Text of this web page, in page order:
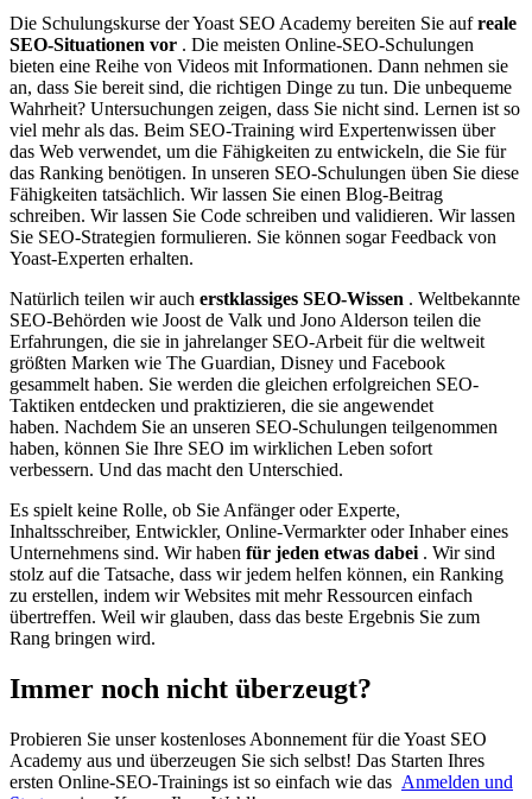
Die Schulungskurse der Yoast SEO Academy bereiten Sie aufreale
SEO-Situationen vor . Die meisten Online-SEO-Schulungen
bieten eine Reihe von Videos mit Informationen. Dann nehmen sie
an, dass Sie bereit sind, die richtigen Dinge zu tun. Die unbequeme
Wahrheit? Untersuchungen zeigen, dass Sie nicht sind. Lernen ist so
viel mehr als das. Beim SEO-Training wird Expertenwissen über
das Web verwendet, um die Fähigkeiten zu entwickeln, die Sie für
das Ranking benötigen. In unseren SEO-Schulungen üben Sie diese
Fähigkeiten tatsächlich. Wir lassen Sie einen Blog-Beitrag
schreiben. Wir lassen Sie Code schreiben und validieren. Wir lassen
Sie SEO-Strategien formulieren. Sie können sogar Feedback von
Yoast-Experten erhalten.
Natürlich teilen wir auch erstklassiges SEO-Wissen . Weltbekannte
SEO-Behörden wie Joost de Valk und Jono Alderson teilen die
Erfahrungen, die sie in jahrelanger SEO-Arbeit für die weltweit
größten Marken wie The Guardian, Disney und Facebook
gesammelt haben. Sie werden die gleichen erfolgreichen SEO-
Taktiken entdecken und praktizieren, die sie angewendet
haben. Nachdem Sie an unseren SEO-Schulungen teilgenommen
haben, können Sie Ihre SEO im wirklichen Leben sofort
verbessern. Und das macht den Unterschied.
Es spielt keine Rolle, ob Sie Anfänger oder Experte,
Inhaltsschreiber, Entwickler, Online-Vermarkter oder Inhaber eines
Unternehmens sind. Wir haben für jeden etwas dabei . Wir sind
stolz auf die Tatsache, dass wir jedem helfen können, ein Ranking
zu erstellen, indem wir Websites mit mehr Ressourcen einfach
übertreffen. Weil wir glauben, dass das beste Ergebnis Sie zum
Rang bringen wird.
Immer noch nicht überzeugt?
Probieren Sie unser kostenloses Abonnement für die Yoast SEO
Academy aus und überzeugen Sie sich selbst! Das Starten Ihres
ersten Online-SEO-Trainings ist so einfach wie das Anmelden und